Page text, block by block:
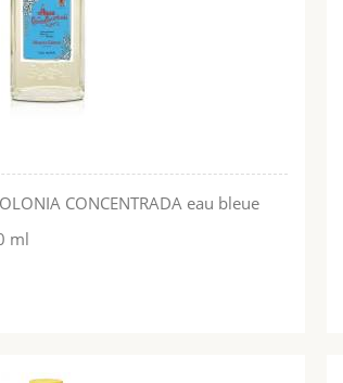
CONCENTRADA eau bleue
mlÎN COŞ